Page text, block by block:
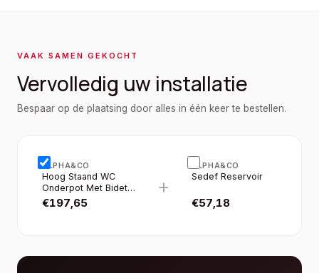
VAAK SAMEN GEKOCHT
Vervolledig uw installatie
Bespaar op de plaatsing door alles in één keer te bestellen.
ALPHA&CO
Hoog Staand WC
Onderpot Met Bidet,
S-trap - Wit
€197,65
+
ALPHA&CO
Sedef Reservoir
€57,18